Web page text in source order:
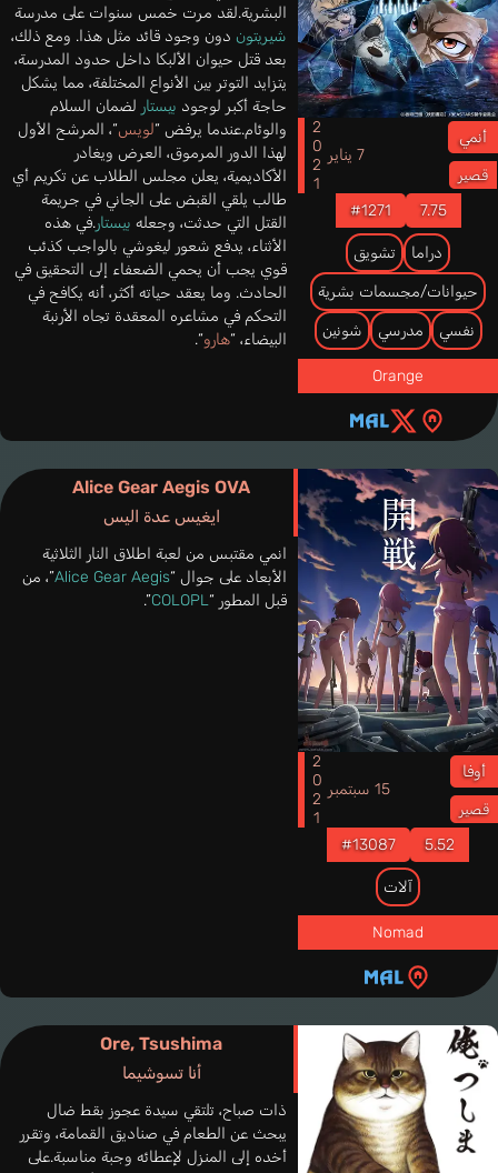
أنمي
قصير
7 يناير 2021
7.75
#1271
دراما تشويق
حيوانات/مجسمات بشرية
نفسي مدرسي شونين
Orange
البشرية.لقد مرت خمس سنوات على مدرسة
شيريتون دون وجود قائد مثل هذا. ومع ذلك،
بعد قتل حيوان الألبكا داخل حدود المدرسة،
يتزايد التوتر بين الأنواع المختلفة، مما يشكل
حاجة أكبر لوجود بيستار لضمان السلام
والوئام.عندما يرفض “لويس“، المرشح الأول
لهذا الدور المرموق، العرض ويغادر
الأكاديمية، يعلن مجلس الطلاب عن تكريم أي
طالب يلقي القبض على الجاني في جريمة
القتل التي حدثت، وجعله بيستار.في هذه
الأثناء، يدفع شعور ليغوشي بالواجب كذئب
قوي يجب أن يحمي الضعفاء إلى التحقيق في
الحادث. وما يعقد حياته أكثر، أنه يكافح في
التحكم في مشاعره المعقدة تجاه الأرنبة
البيضاء، “هارو“.
Alice Gear Aegis OVA
ايغيس عدة اليس
أوفا
قصير
15 سبتمبر 2021
5.52
#13087
آلات
Nomad
انمي مقتبس من لعبة اطلاق النار الثلاثية
الأبعاد على جوال “Alice Gear Aegis”، من
قبل المطور “COLOPL
”.
Ore, Tsushima
أنا تسوشيما
ذات صباح، تلتقي سيدة عجوز بقط ضال
يبحث عن الطعام في صناديق القمامة، وتقرر
أخده إلى المنزل لإعطائه وجبة مناسبة.على